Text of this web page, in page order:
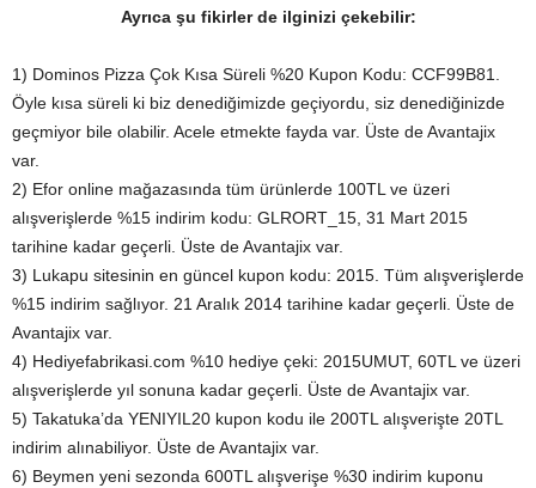
Ayrıca şu fikirler de ilginizi çekebilir:
1) Dominos Pizza Çok Kısa Süreli %20 Kupon Kodu: CCF99B81.
Öyle kısa süreli ki biz denediğimizde geçiyordu, siz denediğinizde
geçmiyor bile olabilir. Acele etmekte fayda var. Üste de Avantajix
var.
2) Efor online mağazasında tüm ürünlerde 100TL ve üzeri
alışverişlerde %15 indirim kodu: GLRORT_15, 31 Mart 2015
tarihine kadar geçerli. Üste de Avantajix var.
3) Lukapu sitesinin en güncel kupon kodu: 2015. Tüm alışverişlerde
%15 indirim sağlıyor. 21 Aralık 2014 tarihine kadar geçerli. Üste de
Avantajix var.
4) Hediyefabrikasi.com %10 hediye çeki: 2015UMUT, 60TL ve üzeri
alışverişlerde yıl sonuna kadar geçerli. Üste de Avantajix var.
5) Takatuka’da YENIYIL20 kupon kodu ile 200TL alışverişte 20TL
indirim alınabiliyor. Üste de Avantajix var.
6) Beymen yeni sezonda 600TL alışverişe %30 indirim kuponu